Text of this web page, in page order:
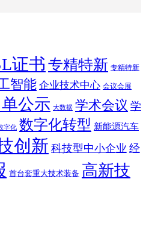
证书 专精特新 专精特新
智能 企业技术中心 会议会展
公示 大数据 学术会议 学
字化 数字化转型 新能源汽车
创新 科技型中小企业 经
首台套重大技术装备 高新技